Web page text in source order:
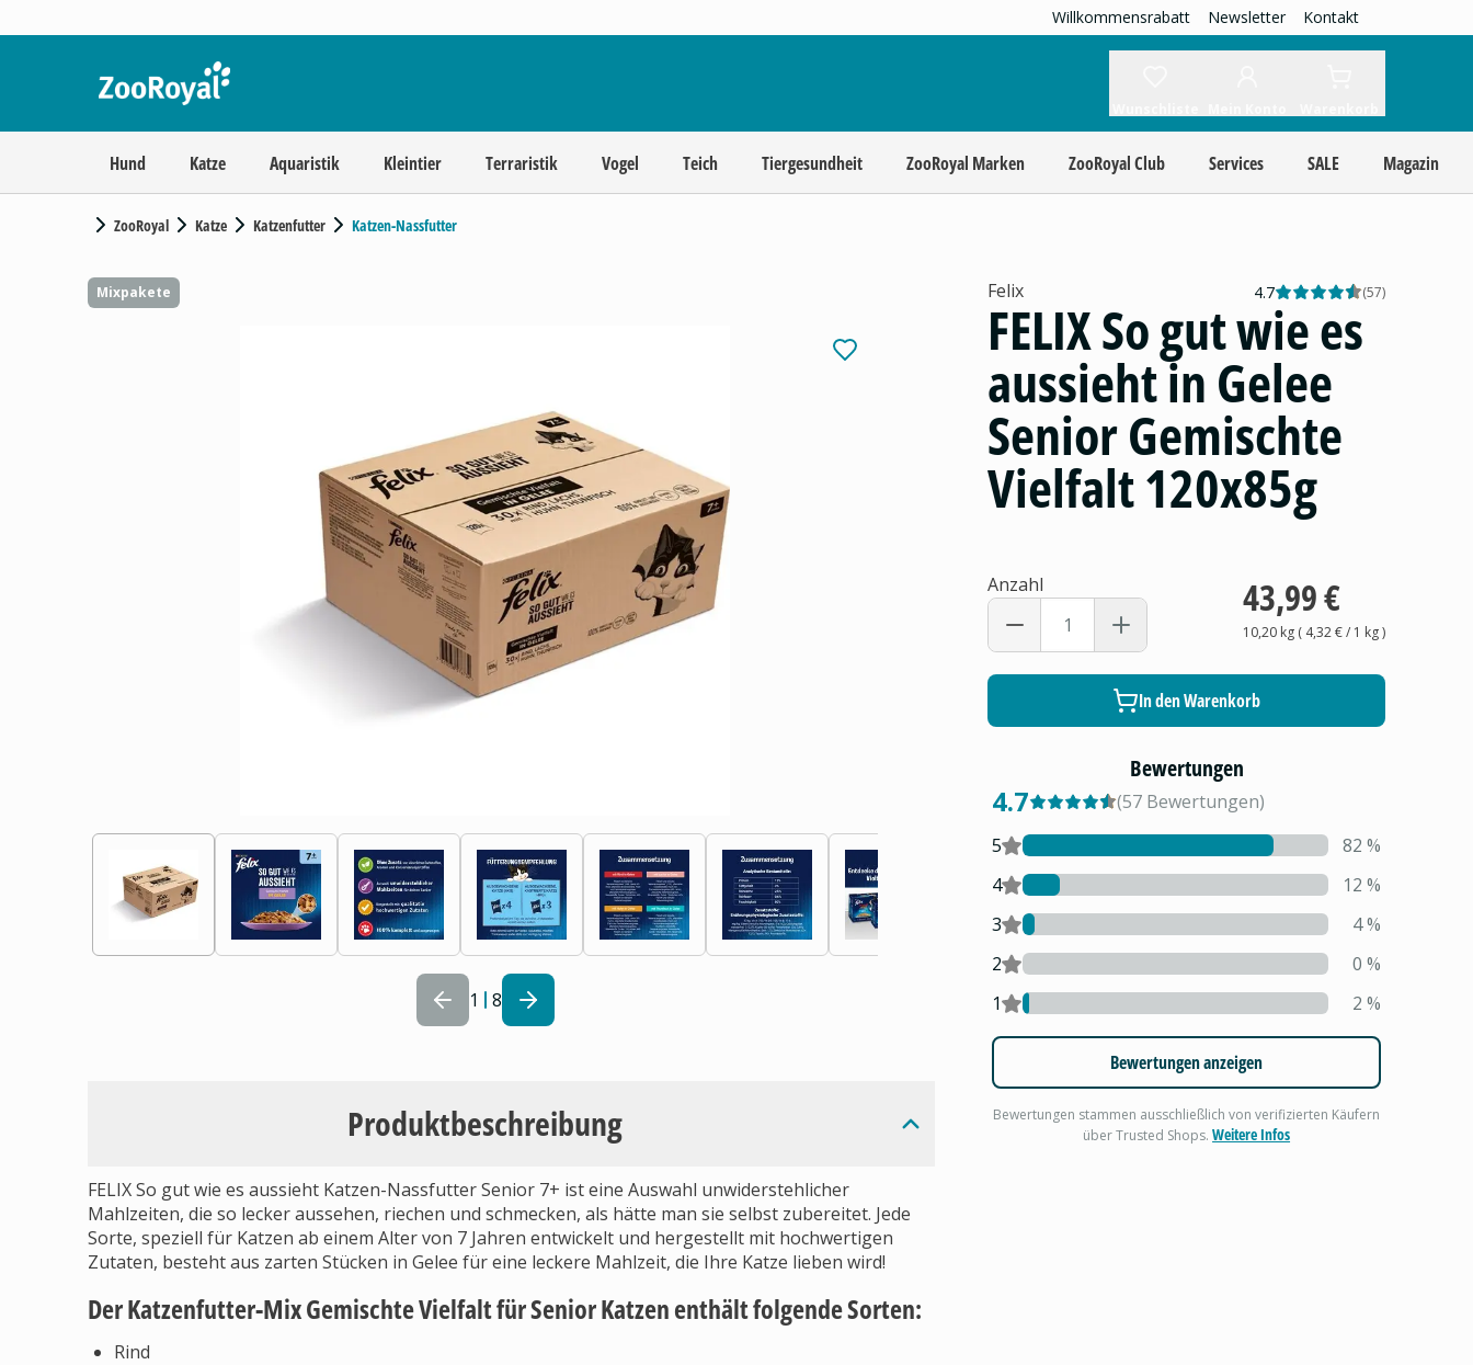
Willkommensrabatt Newsletter Kontakt
Hund Katze Aquaristik Kleintier Terraristik Vogel Teich Tiergesundheit ZooRoyal Marken ZooRoyal Club Services SALE Magazin
ZooRoyal Katze Katzenfutter Katzen-Nassfutter
Mixpakete
1 8
Produktbeschreibung
FELIX So gut wie es aussieht Katzen-Nassfutter Senior 7+ ist eine Auswahl unwiderstehlicher
Mahlzeiten, die so lecker aussehen, riechen und schmecken, als hätte man sie selbst zubereitet. Jede
Sorte, speziell für Katzen ab einem Alter von 7 Jahren entwickelt und hergestellt mit hochwertigen
Zutaten, besteht aus zarten Stücken in Gelee für eine leckere Mahlzeit, die Ihre Katze lieben wird!
Der Katzenfutter-Mix Gemischte Vielfalt für Senior Katzen enthält folgende Sorten:
Rind
Felix 4.7 (57)
FELIX So gut wie es
aussieht in Gelee
Senior Gemischte
Vielfalt 120x85g
Anzahl 43,99 €
10,20 kg( 4,32 €/ 1 kg)
In den Warenkorb
Bewertungen
4.7 (57 Bewertungen)
5
82 %
4
12 %
3
4%
2
0 %
1
2 %
Bewertungen anzeigen
Bewertungen stammen ausschließlich von verifizierten Käufern
über Trusted Shops.Weitere Infos